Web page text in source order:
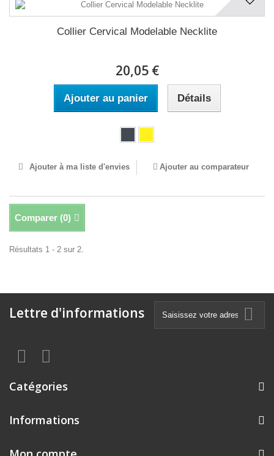
Collier Cervical Modelable Necklite
20,05 €
Ajouter au panier Détails
Ajouter à ma liste d'envies Ajouter au comparateur
Comparer (0)
Résultats 1 - 2 sur 2.
Lettre d'informations
Catégories
Informations